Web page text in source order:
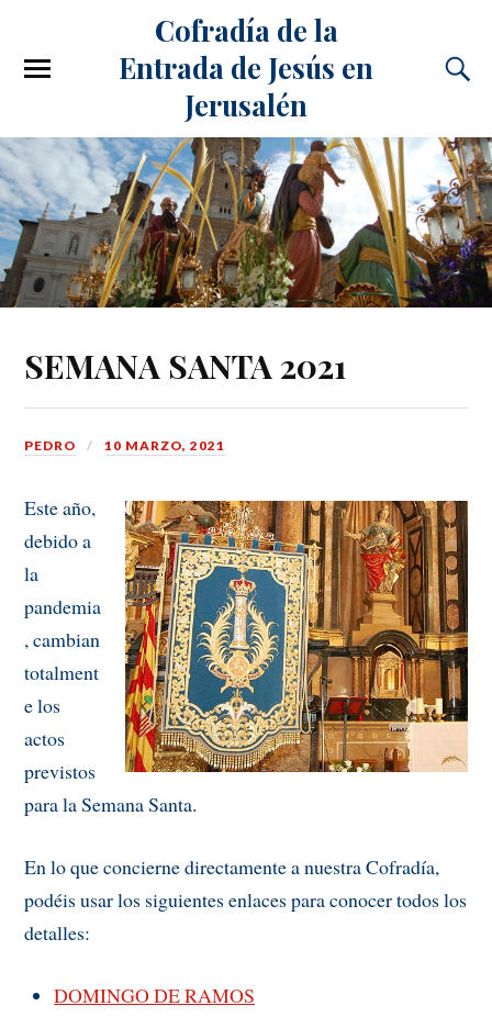
Cofradía de la
Entrada de Jesús en
Jerusalén
SEMANA SANTA 2021
PEDRO 10 MARZO, 2021
Este año,
debido a
la
pandemia
, cambian
totalment
e los
actos
previstos
para la Semana Santa.
En lo que concierne directamente a nuestra Cofradía,
podéis usar los siguientes enlaces para conocer todos los
detalles:
DOMINGO DE RAMOS